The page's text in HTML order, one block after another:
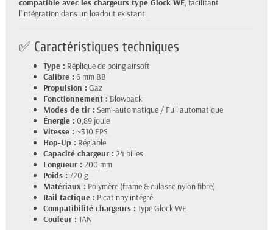
compatible avec les chargeurs type Glock WE, facilitant
l’intégration dans un loadout existant.
✅ Caractéristiques techniques
Type : Réplique de poing airsoft
Calibre : 6 mm BB
Propulsion : Gaz
Fonctionnement : Blowback
Modes de tir : Semi-automatique / Full automatique
Énergie : 0,89 joule
Vitesse : ~310 FPS
Hop-Up : Réglable
Capacité chargeur : 24 billes
Longueur : 200 mm
Poids : 720 g
Matériaux : Polymère (frame & culasse nylon fibre)
Rail tactique : Picatinny intégré
Compatibilité chargeurs : Type Glock WE
Couleur : TAN